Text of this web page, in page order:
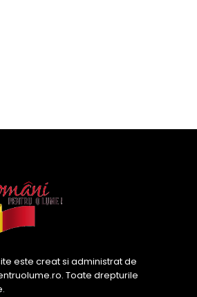
este creat si administrat de
. Toate drepturile